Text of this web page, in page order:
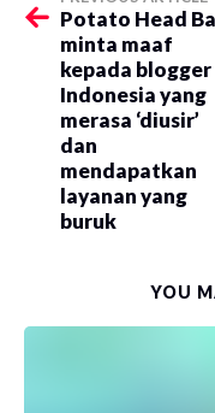
Potato Head
minta maaf
kepada blogger
Indonesia yang
merasa ‘diusir’
dan
mendapatkan
layanan yang
buruk
YOU